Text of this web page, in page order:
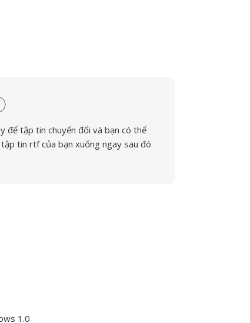
để tập tin chuyển đổi và bạn có thể
tin rtf của bạn xuống ngay sau đó
1.0